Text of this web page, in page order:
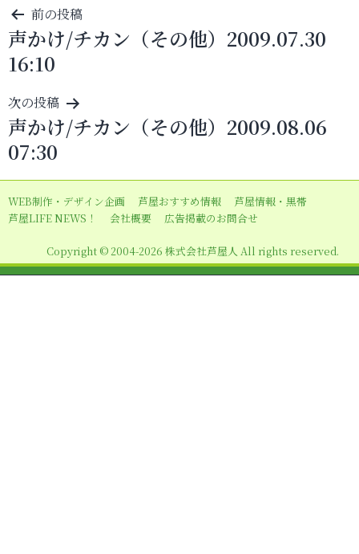
投
稿
ナ
ビ
ゲ
ー
シ
ョ
ン
前の投稿
声かけ/チカン（その他）2009.07.30
16:10
次の投稿
声かけ/チカン（その他）2009.08.06
07:30
WEB制作・デザイン企画 芦屋おすすめ情報
芦屋情報・黒帯
芦屋LIFE NEWS！
会社概要 広告掲載のお問合せ
Copyright © 2004-2026 株式会社芦屋人 All rights reserved.